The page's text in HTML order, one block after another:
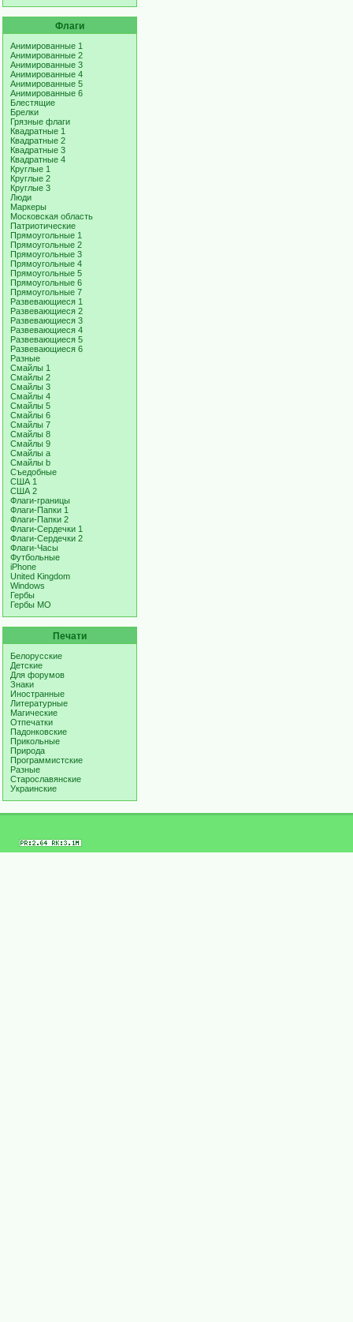
Флаги
Анимированные 1
Анимированные 2
Анимированные 3
Анимированные 4
Анимированные 5
Анимированные 6
Блестящие
Брелки
Грязные флаги
Квадратные 1
Квадратные 2
Квадратные 3
Квадратные 4
Круглые 1
Круглые 2
Круглые 3
Люди
Маркеры
Московская область
Патриотические
Прямоугольные 1
Прямоугольные 2
Прямоугольные 3
Прямоугольные 4
Прямоугольные 5
Прямоугольные 6
Прямоугольные 7
Развевающиеся 1
Развевающиеся 2
Развевающиеся 3
Развевающиеся 4
Развевающиеся 5
Развевающиеся 6
Разные
Смайлы 1
Смайлы 2
Смайлы 3
Смайлы 4
Смайлы 5
Смайлы 6
Смайлы 7
Смайлы 8
Смайлы 9
Смайлы a
Смайлы b
Съедобные
США 1
США 2
Флаги-границы
Флаги-Папки 1
Флаги-Папки 2
Флаги-Сердечки 1
Флаги-Сердечки 2
Флаги-Часы
Футбольные
iPhone
United Kingdom
Windows
Гербы
Гербы МО
Печати
Белорусские
Детские
Для форумов
Знаки
Иностранные
Литературные
Магические
Отпечатки
Падонковские
Прикольные
Природа
Программистские
Разные
Старославянские
Украинские